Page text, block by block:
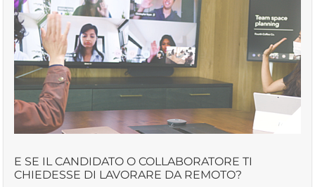
E SE IL CANDIDATO O COLLABORATORE TI
CHIEDESSE DI LAVORARE DA REMOTO?